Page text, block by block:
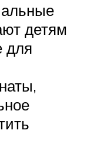
детям
для